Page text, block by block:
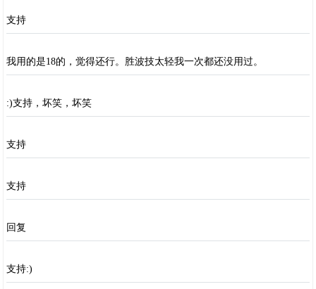
支持
我用的是18的，觉得还行。胜波技太轻我一次都还没用过。
:)支持，坏笑，坏笑
支持
支持
回复
支持:)